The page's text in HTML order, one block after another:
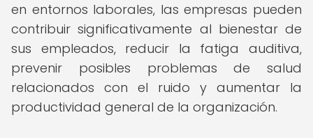
en entornos laborales, las empresas pueden
contribuir significativamente al bienestar de
sus empleados, reducir la fatiga auditiva,
prevenir posibles problemas de salud
relacionados con el ruido y aumentar la
productividad general de la organización.